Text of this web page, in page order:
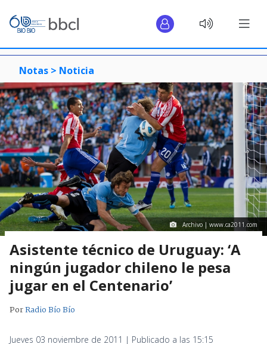
Notas > Noticia
Archivo | www.ca2011.com
Asistente técnico de Uruguay: ‘A
ningún jugador chileno le pesa
jugar en el Centenario’
PorRadio Bío Bío
Jueves 03 noviembre de 2011 | Publicado a las 15:15